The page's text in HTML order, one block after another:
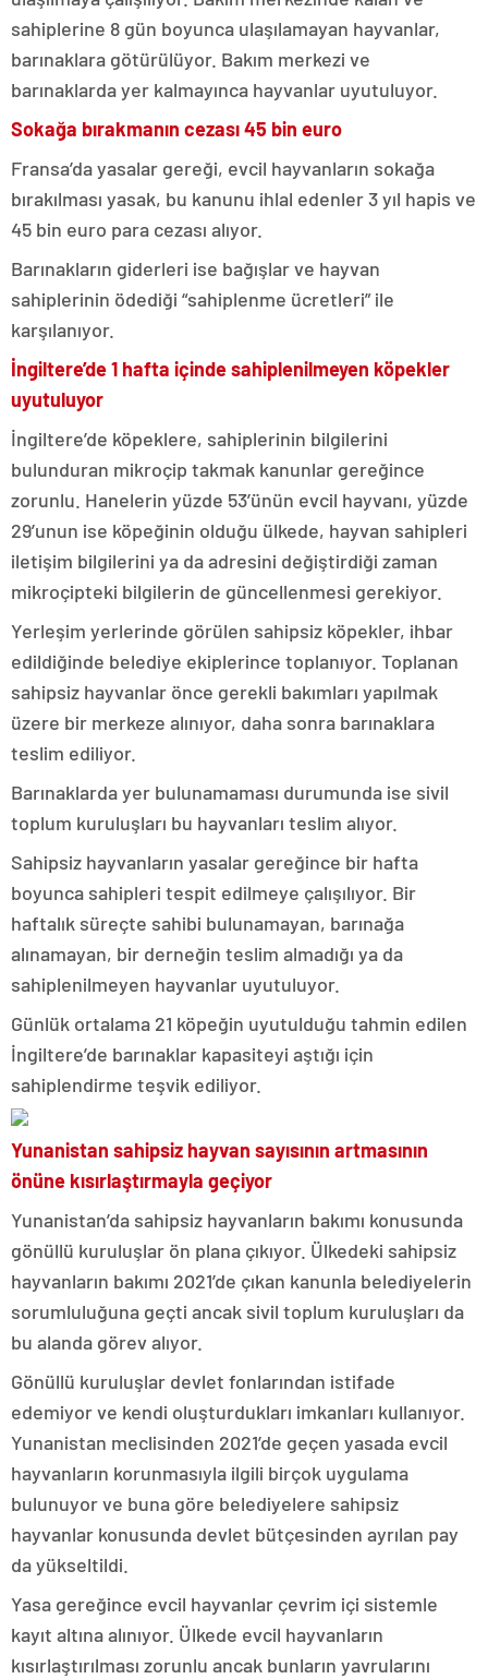
sahiplerine 8 gün boyunca ulaşılamayan hayvanlar,
barınaklara götürülüyor. Bakım merkezi ve
barınaklarda yer kalmayınca hayvanlar uyutuluyor.
Sokağa bırakmanın cezası 45 bin euro
Fransa’da yasalar gereği, evcil hayvanların sokağa
bırakılması yasak, bu kanunu ihlal edenler 3 yıl hapis ve
45 bin euro para cezası alıyor.
Barınakların giderleri ise bağışlar ve hayvan
sahiplerinin ödediği “sahiplenme ücretleri” ile
karşılanıyor.
İngiltere’de 1 hafta içinde sahiplenilmeyen köpekler
uyutuluyor
İngiltere’de köpeklere, sahiplerinin bilgilerini
bulunduran mikroçip takmak kanunlar gereğince
zorunlu. Hanelerin yüzde 53’ünün evcil hayvanı, yüzde
29’unun ise köpeğinin olduğu ülkede, hayvan sahipleri
iletişim bilgilerini ya da adresini değiştirdiği zaman
mikroçipteki bilgilerin de güncellenmesi gerekiyor.
Yerleşim yerlerinde görülen sahipsiz köpekler, ihbar
edildiğinde belediye ekiplerince toplanıyor. Toplanan
sahipsiz hayvanlar önce gerekli bakımları yapılmak
üzere bir merkeze alınıyor, daha sonra barınaklara
teslim ediliyor.
Barınaklarda yer bulunamaması durumunda ise sivil
toplum kuruluşları bu hayvanları teslim alıyor.
Sahipsiz hayvanların yasalar gereğince bir hafta
boyunca sahipleri tespit edilmeye çalışılıyor. Bir
haftalık süreçte sahibi bulunamayan, barınağa
alınamayan, bir derneğin teslim almadığı ya da
sahiplenilmeyen hayvanlar uyutuluyor.
Günlük ortalama 21 köpeğin uyutulduğu tahmin edilen
İngiltere’de barınaklar kapasiteyi aştığı için
sahiplendirme teşvik ediliyor.
Yunanistan sahipsiz hayvan sayısının artmasının
önüne kısırlaştırmayla geçiyor
Yunanistan’da sahipsiz hayvanların bakımı konusunda
gönüllü kuruluşlar ön plana çıkıyor. Ülkedeki sahipsiz
hayvanların bakımı 2021’de çıkan kanunla belediyelerin
sorumluluğuna geçti ancak sivil toplum kuruluşları da
bu alanda görev alıyor.
Gönüllü kuruluşlar devlet fonlarından istifade
edemiyor ve kendi oluşturdukları imkanları kullanıyor.
Yunanistan meclisinden 2021’de geçen yasada evcil
hayvanların korunmasıyla ilgili birçok uygulama
bulunuyor ve buna göre belediyelere sahipsiz
hayvanlar konusunda devlet bütçesinden ayrılan pay
da yükseltildi.
Yasa gereğince evcil hayvanlar çevrim içi sistemle
kayıt altına alınıyor. Ülkede evcil hayvanların
kısırlaştırılması zorunlu ancak bunların yavrularını